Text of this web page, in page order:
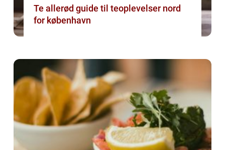
Te allerød guide til teoplevelser nord
for københavn